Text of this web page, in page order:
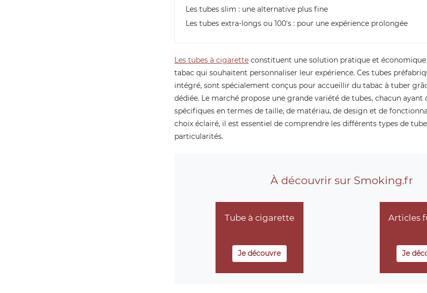
Les tubes slim : une alternative plus fine
Les tubes extra-longs ou 100's : pour une expérience prolongée
Les tubes à cigarette constituent une solution pratique et
tabac qui souhaitent personnaliser leur expérience. Ces tubes
intégré, sont spécialement conçus pour accueillir du tabac à tuber
dédiée. Le marché propose une grande variété de tubes, chacun ayant
spécifiques en termes de taille, de matériau, de design et de
choix éclairé, il est essentiel de comprendre les différents types de
particularités.
À découvrir sur Smoking.fr
Tube à cigarette
Je découvre
Articles
Je